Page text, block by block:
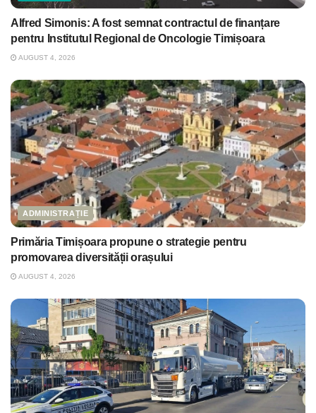
Alfred Simonis: A fost semnat contractul de finanțare
pentru Institutul Regional de Oncologie Timișoara
AUGUST 4, 2026
ADMINISTRAȚIE
Primăria Timișoara propune o strategie pentru
promovarea diversității orașului
AUGUST 4, 2026